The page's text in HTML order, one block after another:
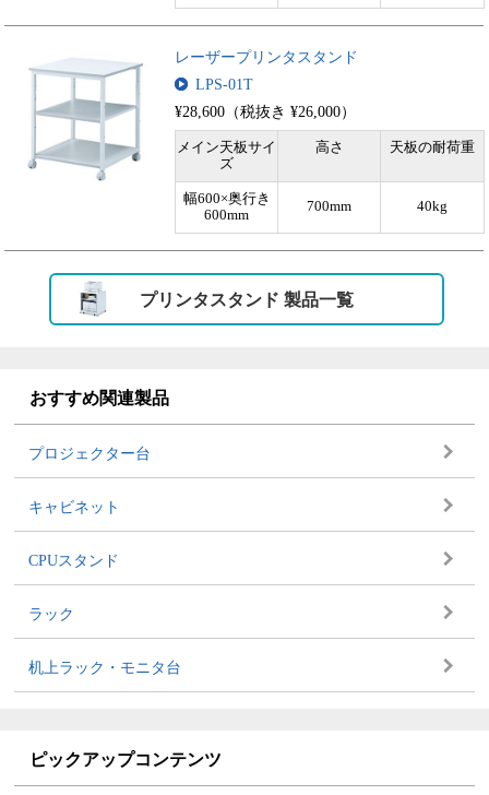
レーザープリンタスタンド
LPS-01T
¥28,600（税抜き ¥26,000）
メイン天板サイ
ズ
高さ 天板の耐荷重
幅600×奥行き
600mm
700mm 40kg
プリンタスタンド 製品一覧
おすすめ関連製品
プロジェクター台
キャビネット
CPUスタンド
ラック
机上ラック・モニタ台
ピックアップコンテンツ